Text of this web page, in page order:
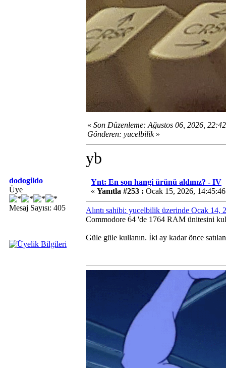
« Son Düzenleme: Ağustos 06, 2026,
Gönderen: yucelbilik»
yb
dodogildo
Üye
Mesaj Sayısı: 405
Ynt: En son hangi ürünü aldınız? - IV
« Yanıtla #253 : Ocak 15, 2026,
Alıntı sahibi: yucelbilik üzerinde Ocak 14,
Commodore 64 'de 1764 RAM ünitesini
Güle güle kullanın. İki ay kadar önce